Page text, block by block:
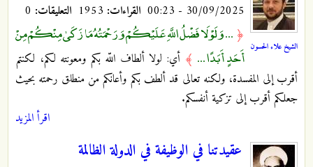
الشيخ علاء الحسون
30/09/2025 - 00:23 القراءات: التعليقات:
﴿ ... وَلَوْلَا فَضْلُ اللَّهِ عَلَيْكُمْ وَرَحْمَتُهُ مَا زَكَىٰ مِنْكُمْ مِنْ
أَحَدٍ أَبَدًا ... ﴾ أي: لولا ألطاف اللّه بكم ومعونته لكم، لكنتم
أقرب إلى المفسدة، ولكنه تعالى قد ألطف بكم وأعانكم من منطلق رحمته بحيث
جعلكم أقرب إلى تزكية أنفسكم.
اقرأ المزيد
عقيدتنا في الوظيفة في الدولة الظالمة